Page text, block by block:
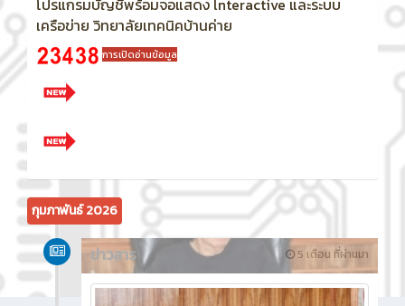
โปรแกรมบัญชีพร้อมจอแสดง lnteractive และระบบ
เครือข่าย วิทยาลัยเทคนิคบ้านค่าย
การเปิดอ่านข้อมูล
กุมภาพันธ์ 2026
5 เดือน ที่ผ่านมา
ข่าวสาร